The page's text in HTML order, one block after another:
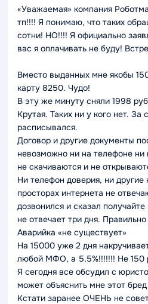
«Уважаемая» компания
тп!!!! Я понимаю, что таких
сотни! НО!!!! Я официально
вас я оплачивать не буду!
Вместо выданных мне якобы
карту 8250. Чудо!
В эту же минуту сняли 1998
Крутая. Таких ни у кого нет. За
расписывался.
Договор и другие документы
невозможно ни на телефоне
не скачиваются и не
Ни телефон доверия, ни
просторах интернета не
дозвонился и сказал
не отвечает три дня.
Аварийка «не существует»
На 15000 уже 2 дня
любой МФО, а 5,5%!!!!!!! Не 150
Я сегодня все обсудил с
может объяснить мне этот
Кстати заранее ОЧЕНЬ не